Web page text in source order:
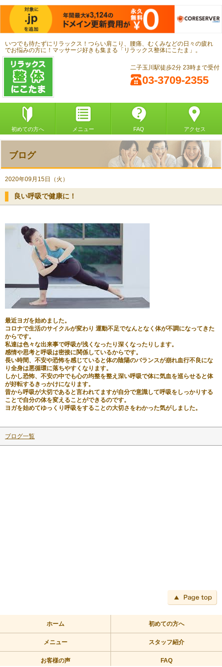
いつでも待たずにリラックス！つらい肩こり、腰痛、むくみなどの日々の疲れ
でお悩みの方に！マッサージ好きも集まる「リラックス整体にこたま」。
二子玉川駅徒歩2分 23時まで受付
03-3709-2355
初めての方へ メニュー FAQ アクセス
ブログ
2020年09月15日（火）
良い呼吸で健康に！
最近ヨガを始めました。
コロナで生活のサイクルが変わり 運動不足でなんとなく体が不調になってきた
からです。
私達は色々な出来事で呼吸が浅くなったり深くなったりします。
感情や思考と呼吸は密接に関係しているからです。
長い時間、不安や恐怖を感じていると体の陰陽のバランスが崩れ血行不良にな
り全身は悪循環に落ちやすくなります。
しかし恐怖、不安の中でも心の均整を整え深い呼吸で体に気血を巡らせると体
が好転するきっかけになります。
昔から呼吸が大切であると言われてますが自分で意識して呼吸をしっかりする
ことで自分の体を変えることができるのです。
ヨガを始めてゆっくり呼吸をすることの大切さをわかった気がしました。
ブログ一覧
ホーム 初めての方へ
メニュー スタッフ紹介
お客様の声 FAQ